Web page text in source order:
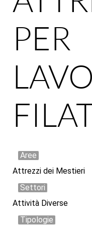
PER
Aree
Attrezzi dei Mestieri
Settori
Attività Diverse
Tipologie